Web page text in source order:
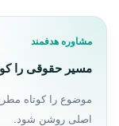
مشاوره هدفمند
مسیر حقوقی را
موضوع را کوتاه
اصلی روشن شود.